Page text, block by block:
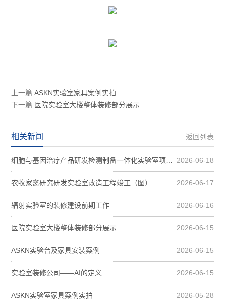
上一篇:ASKN实验室家具案例实拍
下一篇:医院实验室大楼整体装修部分展示
返回列表
相关新闻
2026-06-18
细胞与基因治疗产品研发检测制备一体化实验室项目装修案例图
2026-06-17
农牧家禽研究研发实验室改造工程竣工（图）
2026-06-16
辐射实验室的装修建设前期工作
2026-06-15
医院实验室大楼整体装修部分展示
2026-06-15
ASKN实验台及家具安装案例
2026-06-15
实验室装修公司——AI的定义
2026-05-28
ASKN实验室家具案例实拍